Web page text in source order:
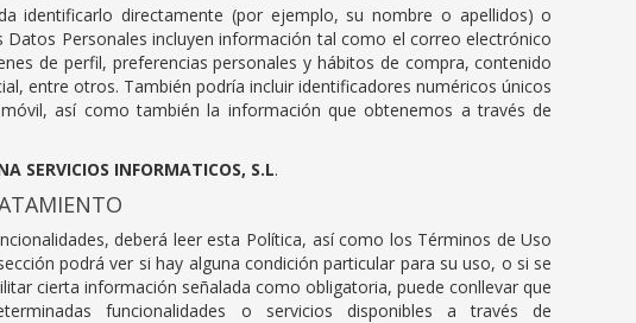
identificarlo directamente (por ejemplo, su nombre o apellidos) o
Personales incluyen información tal como el correo electrónico
de perfil, preferencias personales y hábitos de compra, contenido
entre otros. También podría incluir identificadores numéricos únicos
así como también la información que obtenemos a través de
SERVICIOS INFORMATICOS, S.L.
deberá leer esta Política, así como los Términos de Uso
podrá ver si hay alguna condición particular para su uso, o si se
cierta información señalada como obligatoria, puede conllevar que
funcionalidades o servicios disponibles a través de